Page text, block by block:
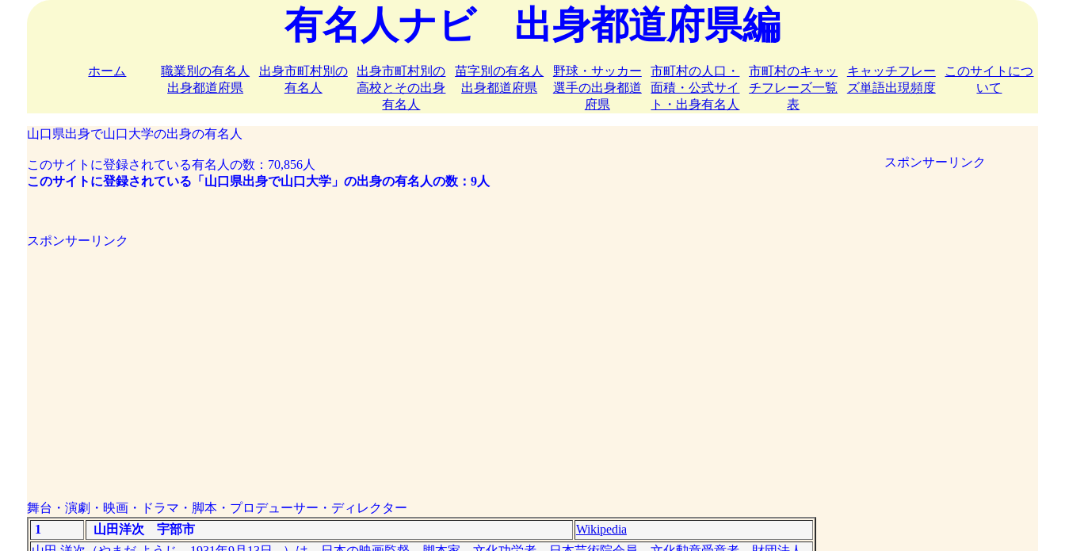
有名人ナビ 出身都道府県編
ホーム
職業別の有名人
出身都道府県
出身市町村別の
有名人
出身市町村別の
高校とその出身
有名人
苗字別の有名人
出身都道府県
野球・サッカー
選手の出身都道
府県
市町村の人口・
面積・公式サイ
ト・出身有名人
市町村のキャッ
チフレーズ一覧
表
キャッチフレー
ズ単語出現頻度
このサイトにつ
いて
山口県出身で山口大学の出身の有名人
このサイトに登録されている有名人の数：70,856人
このサイトに登録されている「山口県出身で山口大学」の出身の有名人の数：9人
スポンサーリンク
舞台・演劇・映画・ドラマ・脚本・プロデューサー・ディレクター
1
山田洋次 宇部市
Wikipedia
スポンサーリンク